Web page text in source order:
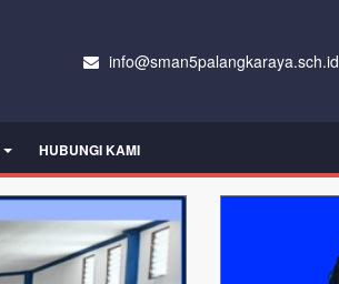
info@sman5palangkaraya.sch.id
HUBUNGI KAMI